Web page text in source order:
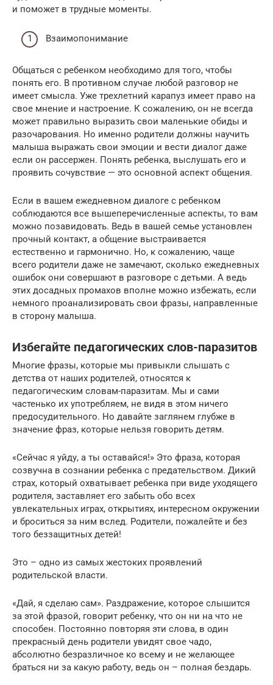
и поможет в трудные моменты.
Взаимопонимание
Общаться с ребенком необходимо для того, чтобы
понять его. В противном случае любой разговор не
имеет смысла. Уже трехлетний карапуз имеет право на
свое мнение и настроение. К сожалению, он не всегда
может правильно выразить свои маленькие обиды и
разочарования. Но именно родители должны научить
малыша выражать свои эмоции и вести диалог даже
если он рассержен. Понять ребенка, выслушать его и
проявить сочувствие — это основной аспект общения.
Если в вашем ежедневном диалоге с ребенком
соблюдаются все вышеперечисленные аспекты, то вам
можно позавидовать. Ведь в вашей семье установлен
прочный контакт, а общение выстраивается
естественно и гармонично. Но, к сожалению, чаще
всего родители даже не замечают, сколько ежедневных
ошибок они совершают в разговоре с детьми. А ведь
этих досадных промахов вполне можно избежать, если
немного проанализировать свои фразы, направленные
в сторону малыша.
Избегайте педагогических слов-паразитов
Многие фразы, которые мы привыкли слышать с
детства от наших родителей, относятся к
педагогическим словам-паразитам. Мы и сами
частенько их употребляем, не видя в этом ничего
предосудительного. Но давайте заглянем глубже в
значение фраз, которые нельзя говорить детям.
«Сейчас я уйду, а ты оставайся!» Это фраза, которая
созвучна в сознании ребенка с предательством. Дикий
страх, который охватывает ребенка при виде уходящего
родителя, заставляет его забыть обо всех
увлекательных играх, открытиях, интересном окружении
и броситься за ним вслед. Родители, пожалейте и без
того беззащитных детей!
Это – одно из самых жестоких проявлений
родительской власти.
«Дай, я сделаю сам». Раздражение, которое слышится
за этой фразой, говорит ребенку, что он ни на что не
способен. Постоянно повторяя эти слова, в один
прекрасный день родители увидят свое чадо,
абсолютно безразличное ко всему и не желающее
браться ни за какую работу, ведь он – полная бездарь.